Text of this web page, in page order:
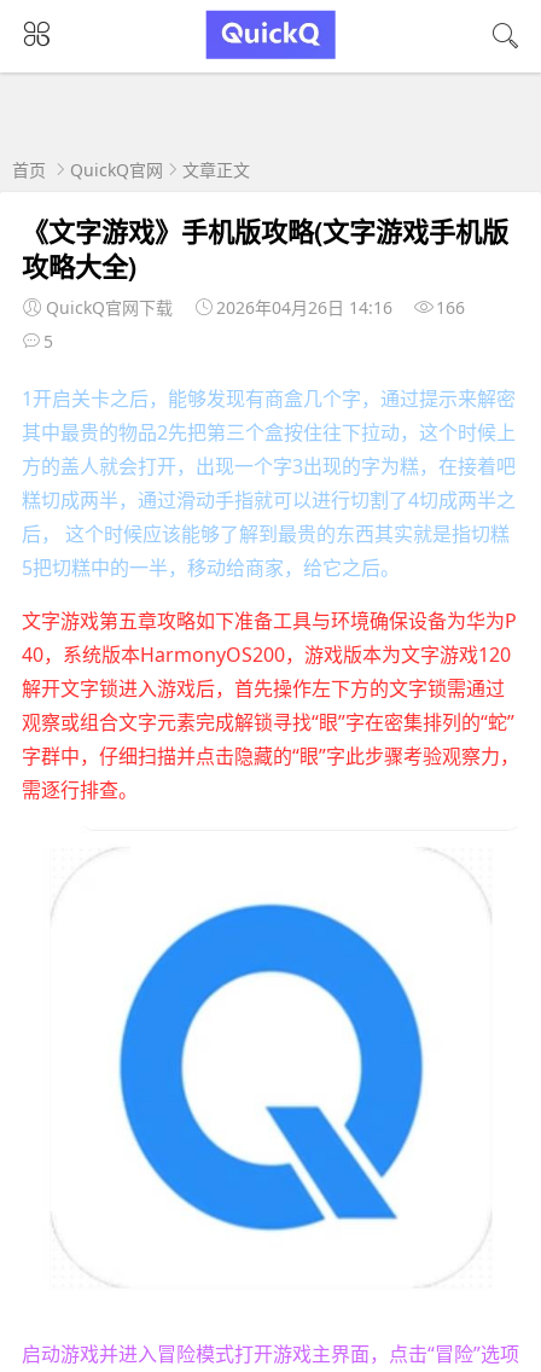
首页 QuickQ官网 文章正文
《文字游戏》手机版攻略(文字游戏手机版
攻略大全)
QuickQ官网下载 2026年04月26日 14:16
166
5
1开启关卡之后，能够发现有商盒几个字，通过提示来解密
其中最贵的物品2先把第三个盒按住往下拉动，这个时候上
方的盖人就会打开，出现一个字3出现的字为糕，在接着吧
糕切成两半，通过滑动手指就可以进行切割了4切成两半之
后， 这个时候应该能够了解到最贵的东西其实就是指切糕
5把切糕中的一半，移动给商家，给它之后。
文字游戏第五章攻略如下准备工具与环境确保设备为华为P
40，系统版本HarmonyOS200，游戏版本为文字游戏120
解开文字锁进入游戏后，首先操作左下方的文字锁需通过
观察或组合文字元素完成解锁寻找“眼”字在密集排列的“蛇”
字群中，仔细扫描并点击隐藏的“眼”字此步骤考验观察力，
需逐行排查。
启动游戏并进入冒险模式打开游戏主界面，点击“冒险”选项